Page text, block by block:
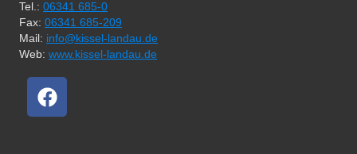
Tel.: 06341 685-0
Fax: 06341 685-209
Mail: info@kissel-landau.de
Web: www.kissel-landau.de